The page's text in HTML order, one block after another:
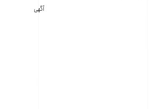
آگهی